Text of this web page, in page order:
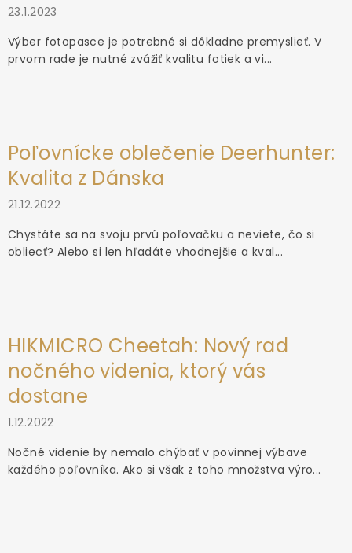
23.1.2023
Výber fotopasce je potrebné si dôkladne premyslieť. V
prvom rade je nutné zvážiť kvalitu fotiek a vi...
Poľovnícke oblečenie Deerhunter:
Kvalita z Dánska
21.12.2022
Chystáte sa na svoju prvú poľovačku a neviete, čo si
obliecť? Alebo si len hľadáte vhodnejšie a kval...
HIKMICRO Cheetah: Nový rad
nočného videnia, ktorý vás
dostane
1.12.2022
Nočné videnie by nemalo chýbať v povinnej výbave
každého poľovníka. Ako si však z toho množstva výro...